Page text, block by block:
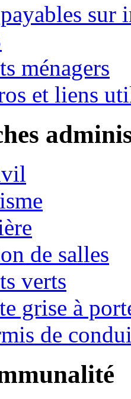
sur
ménagers
et liens
de salles
verts
grise à
de